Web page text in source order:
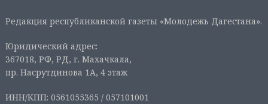
Редакция республиканской газеты «Молодежь Дагестана».
Юридический адрес:
367018, РФ, РД, г. Махачкала,
пр. Насрутдинова 1А, 4 этаж
ИНН/КПП: 0561055365 / 057101001